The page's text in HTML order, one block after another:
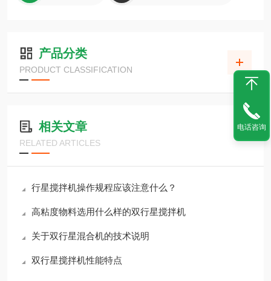
产品分类
PRODUCT CLASSIFICATION
相关文章
RELATED ARTICLES
行星搅拌机操作规程应该注意什么？
高粘度物料选用什么样的双行星搅拌机
关于双行星混合机的技术说明
双行星搅拌机性能特点
电话咨询